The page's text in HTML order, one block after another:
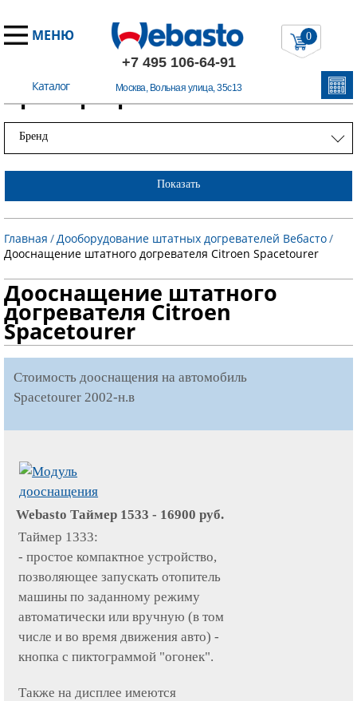
МЕНЮ
+7 495 106-64-91
Москва, Вольная улица, 35с13
Каталог
0
Примеры работ
Бренд
Показать
Главная /Дооборудование штатных догревателей Вебасто/
Дооснащение штатного догревателя Citroen Spacetourer
Дооснащение штатного
догревателя Citroen
Spacetourer
Стоимость дооснащения на автомобиль
Spacetourer 2002-н.в
Webasto Таймер 1533 - 16900 руб.
Таймер 1333:
- простое компактное устройство,
позволяющее запускать отопитель
машины по заданному режиму
автоматически или вручную (в том
числе и во время движения авто) -
кнопка с пиктограммой "огонек".
Также на дисплее имеются